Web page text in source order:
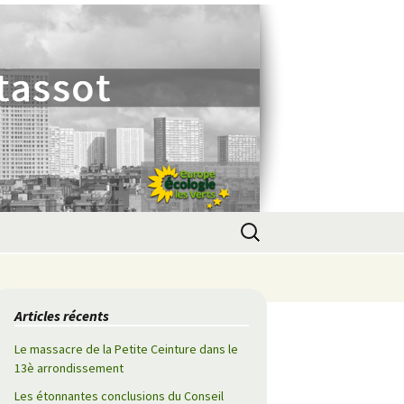
Rechercher :
Articles récents
Le massacre de la Petite Ceinture dans le
13è arrondissement
Les étonnantes conclusions du Conseil